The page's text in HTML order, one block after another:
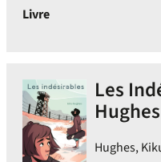
Livre
Les
Hughes
Hughes,